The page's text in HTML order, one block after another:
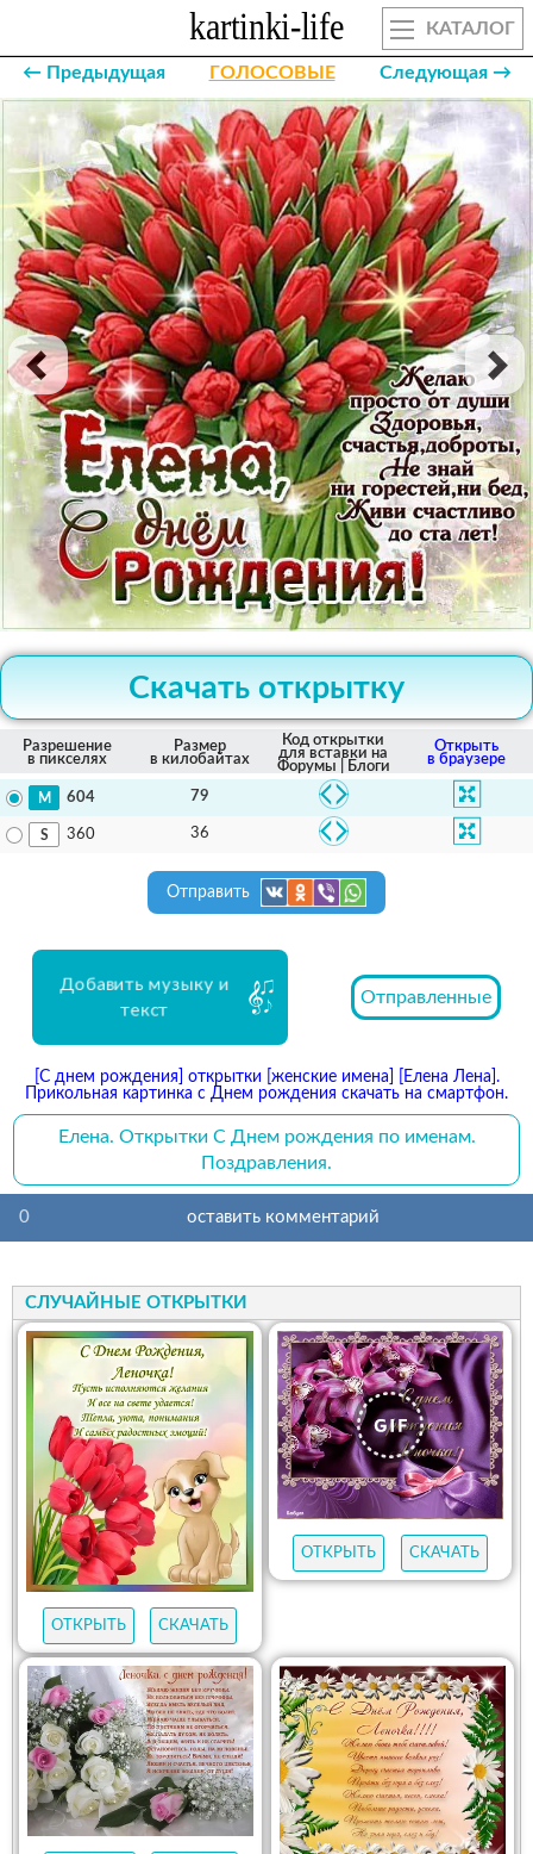
КАТАЛОГ
← Предыдущая ГОЛОСОВЫЕ Следующая →
Скачать открытку
Разрешение
в пикселях
Размер
в килобайтах
Код открытки
для вставки на
Форумы | Блоги
Открыть
в браузере
604 79
360 36
Отправить
Добавить музыку и
текст
Отправленные
[С днем рождения] открытки [женские имена] [Елена Лена].
Прикольная картинка с Днем рождения скачать на смартфон.
Елена. Открытки С Днем рождения по именам.
Поздравления.
0 оставить комментарий
СЛУЧАЙНЫЕ ОТКРЫТКИ
ОТКРЫТЬ СКАЧАТЬ
ОТКРЫТЬ СКАЧАТЬ